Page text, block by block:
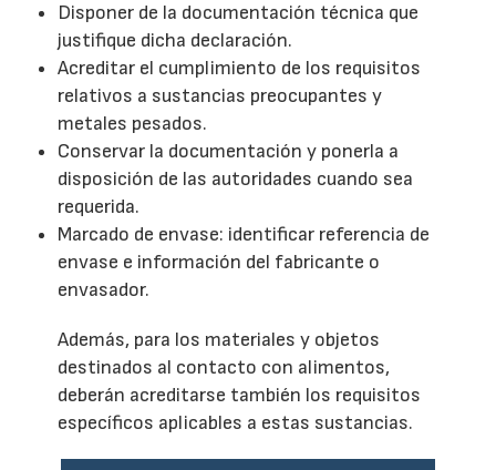
Disponer de la documentación técnica que
justifique dicha declaración.
Acreditar el cumplimiento de los requisitos
relativos a sustancias preocupantes y
metales pesados.
Conservar la documentación y ponerla a
disposición de las autoridades cuando sea
requerida.
Marcado de envase: identificar referencia de
envase e información del fabricante o
envasador.
Además, para los materiales y objetos
destinados al contacto con alimentos,
deberán acreditarse también los requisitos
específicos aplicables a estas sustancias.